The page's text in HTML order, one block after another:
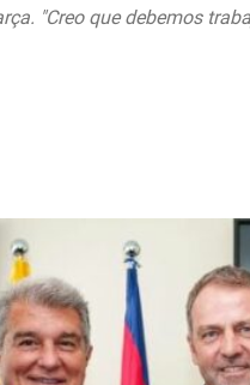
"Creo que debemos